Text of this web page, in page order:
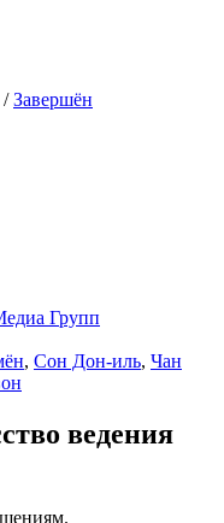
/Завершён
Групп
, Сон Дон-иль, Чан
ведения